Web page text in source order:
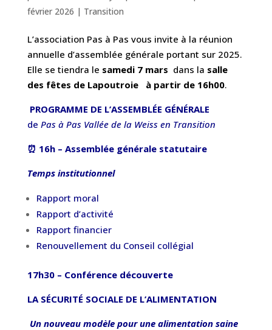
février 2026 | Transition
L’association Pas à Pas vous invite à la réunion
annuelle d’assemblée générale portant sur 2025.
Elle se tiendra le samedi 7 mars dans la salle
des fêtes de Lapoutroie à partir de 16h00.
PROGRAMME DE L’ASSEMBLÉE GÉNÉRALE
de Pas à Pas Vallée de la Weiss en Transition
⏰ 16h – Assemblée générale statutaire
Temps institutionnel
Rapport moral
Rapport d’activité
Rapport financier
Renouvellement du Conseil collégial
17h30 – Conférence découverte
LA SÉCURITÉ SOCIALE DE L’ALIMENTATION
Un nouveau modèle pour une alimentation saine